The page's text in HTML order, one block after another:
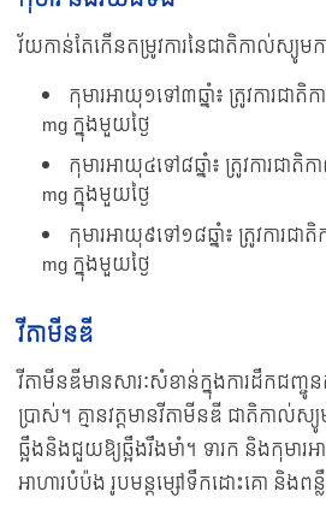
វ័យកាន់តែកើនតម្រូវការនៃជាតិកាល់ស្យូម
កុមារអាយុ១ទៅ៣ឆ្នាំ៖ ត្រូវការជា
mg ក្នុងមួយថ្ងៃ
កុមារអាយុ៤ទៅ៨ឆ្នាំ៖ ត្រូវការជា
mg ក្នុងមួយថ្ងៃ
កុមារអាយុ៩ទៅ១៨ឆ្នាំ៖ ត្រូវការជ
mg ក្នុងមួយថ្ងៃ
វីតាមីនឌី
វីតាមីនឌីមានសារៈសំខាន់ក្នុងការដឹកជញ្ជូ
ប្រាស់។ គ្មានវត្តមានវីតាមីនឌី ជាតិកាល់ស្
ឆ្អឹងនិងជួយឱ្យឆ្អឹងរឹងមាំ។ ទារក និងកុមា
អាហារបំប៉ង រូបមន្តម្សៅទឹកដោះគោ និងពន្